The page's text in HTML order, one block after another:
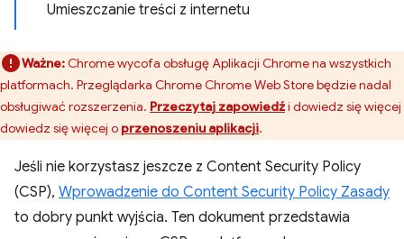
Umieszczanie treści z internetu
Ważne:Chrome wycofa obsługę Aplikacji Chrome na wszystkich
platformach. Przeglądarka Chrome Chrome Web Store będzie nadal
obsługiwać rozszerzenia. Przeczytaj zapowiedźi dowiedz się więcej
dowiedz się więcej o przenoszeniu aplikacji.
Jeśli nie korzystasz jeszcze z Content Security Policy
(CSP), Wprowadzenie do Content Security Policy Zasady
to dobry punkt wyjścia. Ten dokument przedstawia